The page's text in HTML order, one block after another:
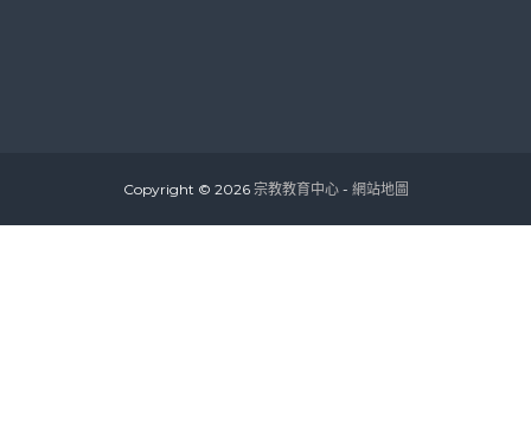
Copyright © 2026 宗教教育中心- 網站地圖